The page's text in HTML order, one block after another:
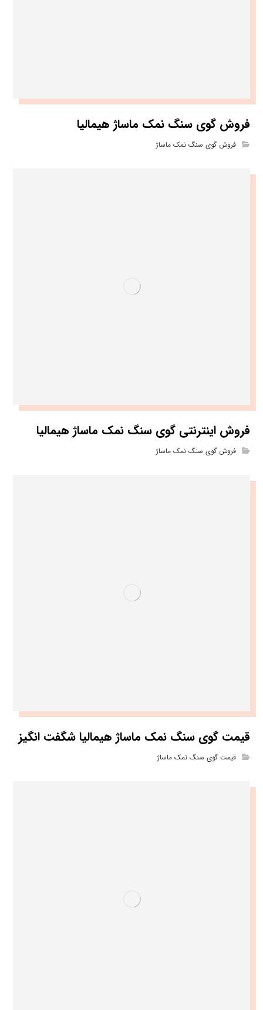
فروش گوی سنگ نمک ماساژ هیمالیا
فروش گوی سنگ نمک ماساژ
فروش اینترنتی گوی سنگ نمک ماساژ هیمالیا
فروش گوی سنگ نمک ماساژ
قیمت گوی سنگ نمک ماساژ هیمالیا شگفت انگیز
قیمت گوی سنگ نمک ماساژ